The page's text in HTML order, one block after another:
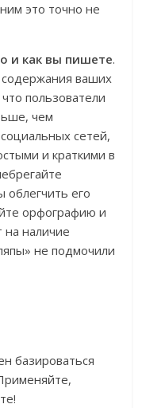
это точно не
и как вы пишете.
содержания ваших
пользователи
чем
сетей,
и краткими в
облегчить его
орфографию и
на наличие
не подмочили
базироваться